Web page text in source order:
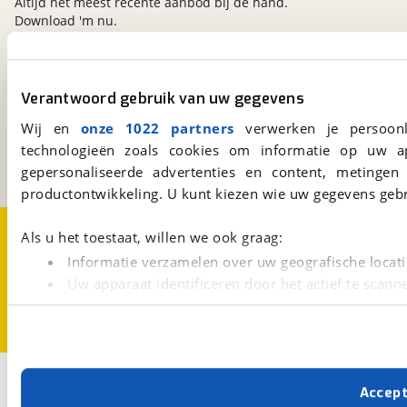
Verantwoord gebruik van uw gegevens
Wij en onze 1022 partners verwerken je
technologieën zoals cookies om informatie op
gepersonaliseerde advertenties en content,
productontwikkeling. U kunt kiezen wie uw gegevens
Als u het toestaat, willen we ook graag:
Informatie verzamelen over uw geografische
Uw apparaat identificeren door het actief te
Lees meer over hoe uw persoonlijke gegevens worden
Met cookies en vergelijkbare technieken zorgen we
cookies zorgen ervoor dat de website goed werkt.
viaBOVAG.nl
3981 AJ
Bunnik
Een initiatief van
BOVAG
Download 'm nu.
CookievoorkeurenVacatures